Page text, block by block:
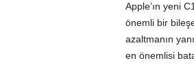
Apple’ın yeni
önemli bir
azaltmanın
en önemlisi